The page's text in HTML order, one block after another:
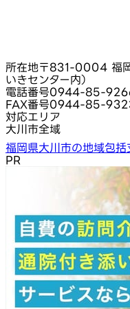
所在地〒831-0004 福
いきセンター内）
電話番号0944-85-
FAX番号0944-85-
対応エリア
大川市全域
福岡県大川市の地域包括
PR